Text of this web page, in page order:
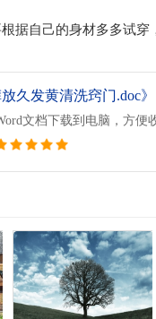
据自己的身材多多试穿
放久发黄清洗窍门.doc》
文档下载到电脑，方便